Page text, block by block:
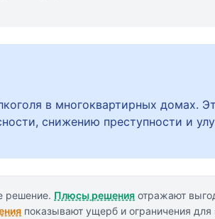
в многоквартирных домах.
снижению преступности и
решение. Плюсы решения отражают
показывают ущерб и ограничения для